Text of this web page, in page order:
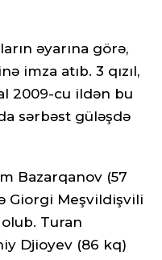
əyarına görə,
imza atıb. 3 qızıl,
2009-cu ildən bu
sərbəst güləşdə
Bazarqanov (57
Giorgi Meşvildişvili
Turan
Djioyev (86 kq)